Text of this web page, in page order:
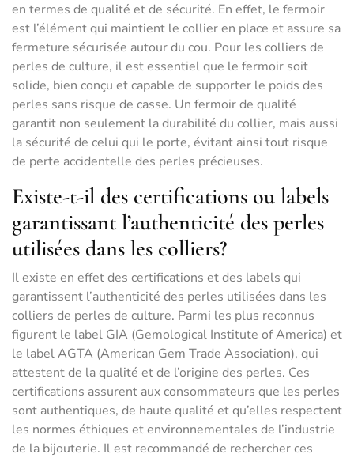
en termes de qualité et de sécurité. En effet, le fermoir
est l’élément qui maintient le collier en place et assure sa
fermeture sécurisée autour du cou. Pour les colliers de
perles de culture, il est essentiel que le fermoir soit
solide, bien conçu et capable de supporter le poids des
perles sans risque de casse. Un fermoir de qualité
garantit non seulement la durabilité du collier, mais aussi
la sécurité de celui qui le porte, évitant ainsi tout risque
de perte accidentelle des perles précieuses.
Existe-t-il des certifications ou labels
garantissant l’authenticité des perles
utilisées dans les colliers?
Il existe en effet des certifications et des labels qui
garantissent l’authenticité des perles utilisées dans les
colliers de perles de culture. Parmi les plus reconnus
figurent le label GIA (Gemological Institute of America) et
le label AGTA (American Gem Trade Association), qui
attestent de la qualité et de l’origine des perles. Ces
certifications assurent aux consommateurs que les perles
sont authentiques, de haute qualité et qu’elles respectent
les normes éthiques et environnementales de l’industrie
de la bijouterie. Il est recommandé de rechercher ces